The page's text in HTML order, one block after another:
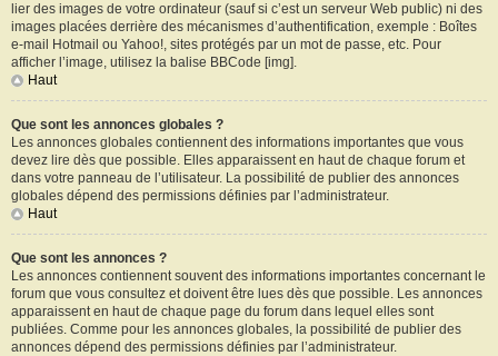
lier des images de votre ordinateur (sauf si c’est un serveur Web public) ni des
images placées derrière des mécanismes d’authentification, exemple : Boîtes
e-mail Hotmail ou Yahoo!, sites protégés par un mot de passe, etc. Pour
afficher l’image, utilisez la balise BBCode [img].
Haut
Que sont les annonces globales ?
Les annonces globales contiennent des informations importantes que vous
devez lire dès que possible. Elles apparaissent en haut de chaque forum et
dans votre panneau de l’utilisateur. La possibilité de publier des annonces
globales dépend des permissions définies par l’administrateur.
Haut
Que sont les annonces ?
Les annonces contiennent souvent des informations importantes concernant le
forum que vous consultez et doivent être lues dès que possible. Les annonces
apparaissent en haut de chaque page du forum dans lequel elles sont
publiées. Comme pour les annonces globales, la possibilité de publier des
annonces dépend des permissions définies par l’administrateur.